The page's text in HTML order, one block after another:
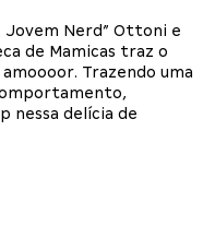
Jovem Nerd” Ottoni e
de Mamicas traz o
Trazendo uma
nessa delícia de